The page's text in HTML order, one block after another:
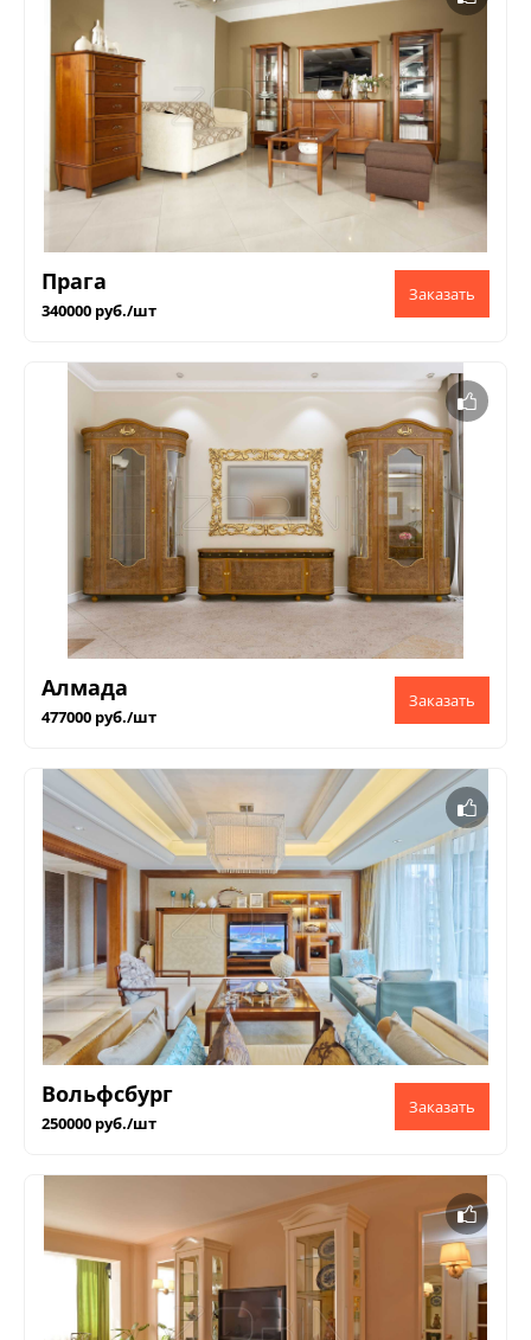
Прага
340000 руб./шт
Алмада
477000 руб./шт
Вольфсбург
250000 руб./шт